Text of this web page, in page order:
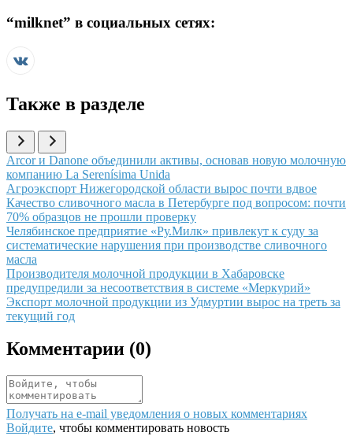
“milknet” в социальных сетях:
Также в разделе
Иллюстрация новости
Arcor и Danone объединили активы, основав новую молочную
компанию La Serenísima Unida
Иллюстрация новости
Агроэкспорт Нижегородской области вырос почти вдвое
Иллюстрация новости
Качество сливочного масла в Петербурге под вопросом: почти
70% образцов не прошли проверку
Иллюстрация новости
Челябинское предприятие «Ру.Милк» привлекут к суду за
систематические нарушения при производстве сливочного
масла
Иллюстрация новости
Производителя молочной продукции в Хабаровске
предупредили за несоответствия в системе «Меркурий»
Иллюстрация новости
Экспорт молочной продукции из Удмуртии вырос на треть за
текущий год
Комментарии (0)
Получать на e‑mail уведомления о новых комментариях
Войдите, чтобы комментировать новость